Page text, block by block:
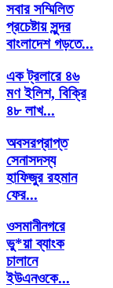
সবার সম্মিলিত
প্রচেষ্টায় সুন্দর
বাংলাদেশ গড়তে...
এক ট্রলারে ৪৬
মণ ইলিশ, বিক্রি
৪৮ লাখ...
অবসরপ্রাপ্ত
সেনাসদস্য
হাফিজুর রহমান
ফের...
ওসমানীনগরে
ভু*য়া ব্যাংক
চালানে
ইউএনওকে...